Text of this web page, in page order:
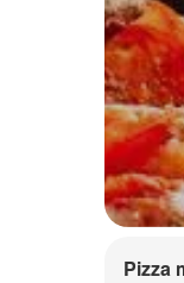
Pizza